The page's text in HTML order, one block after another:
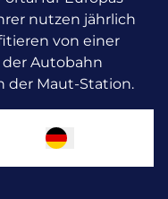
nutzen jährlich
von einer
Autobahn
der Maut-Station.